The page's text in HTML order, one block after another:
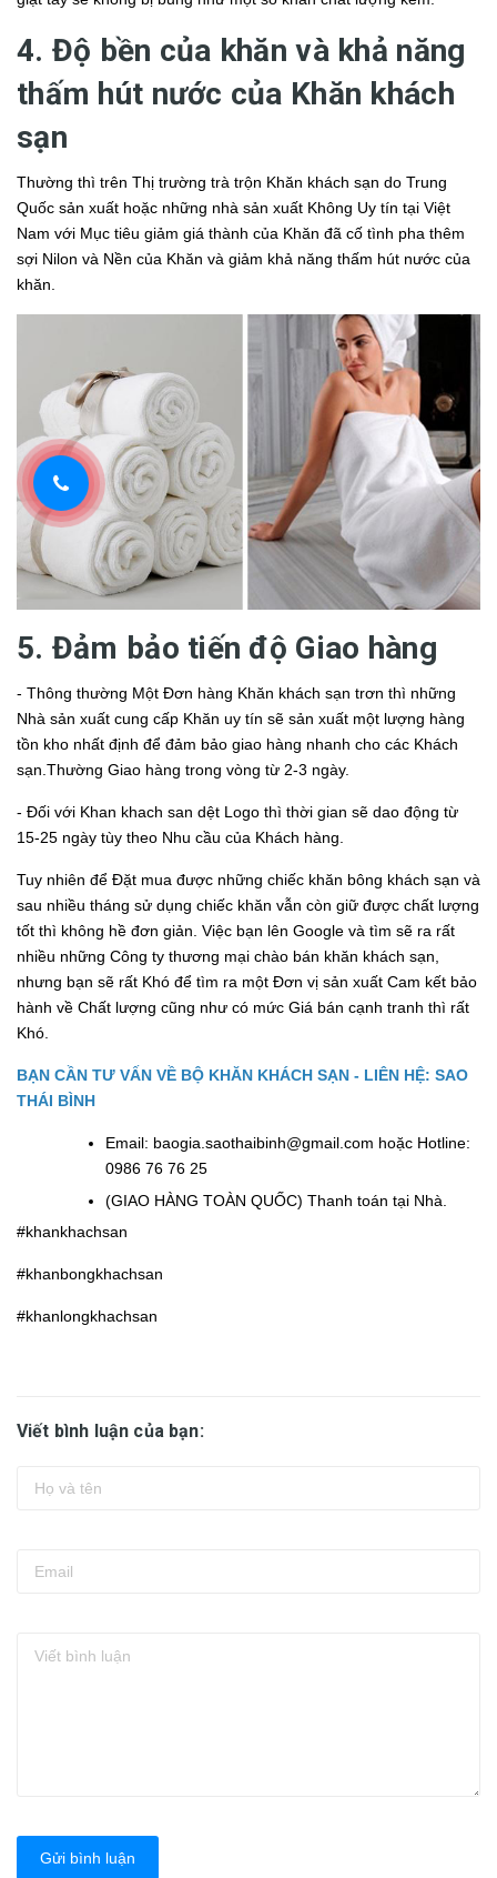
4. Độ bền của khăn và khả năng
thấm hút nước của Khăn khách
sạn
Thường thì trên Thị trường trà trộn Khăn khách sạn do Trung
Quốc sản xuất hoặc những nhà sản xuất Không Uy tín tại Việt
Nam với Mục tiêu giảm giá thành của Khăn đã cố tình pha thêm
sợi Nilon và Nền của Khăn và giảm khả năng thấm hút nước của
khăn.
5. Đảm bảo tiến độ Giao hàng
- Thông thường Một Đơn hàng Khăn khách sạn trơn thì những
Nhà sản xuất cung cấp Khăn uy tín sẽ sản xuất một lượng hàng
tồn kho nhất định để đảm bảo giao hàng nhanh cho các Khách
sạn.Thường Giao hàng trong vòng từ 2-3 ngày.
- Đối với Khan khach san dệt Logo thì thời gian sẽ dao động từ
15-25 ngày tùy theo Nhu cầu của Khách hàng.
Tuy nhiên để Đặt mua được những chiếc khăn bông khách sạn và
sau nhiều tháng sử dụng chiếc khăn vẫn còn giữ được chất lượng
tốt thì không hề đơn giản. Việc bạn lên Google và tìm sẽ ra rất
nhiều những Công ty thương mại chào bán khăn khách sạn,
nhưng bạn sẽ rất Khó để tìm ra một Đơn vị sản xuất Cam kết bảo
hành về Chất lượng cũng như có mức Giá bán cạnh tranh thì rất
Khó.
BẠN CẦN TƯ VẤN VỀ BỘ KHĂN KHÁCH SẠN - LIÊN HỆ: SAO
THÁI BÌNH
Email: baogia.saothaibinh@gmail.com hoặc Hotline:
0986 76 76 25
(GIAO HÀNG TOÀN QUỐC) Thanh toán tại Nhà.
#khankhachsan
#khanbongkhachsan
#khanlongkhachsan
Viết bình luận của bạn:
Gửi bình luận